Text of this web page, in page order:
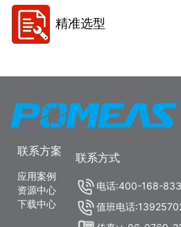
精准选型
联系方案
应用案例
资源中心
下载中心
联系方式
电话:400-168-
值班电话